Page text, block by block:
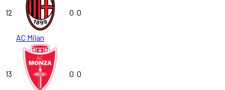
12
AC Milan
0 0
13 0 0